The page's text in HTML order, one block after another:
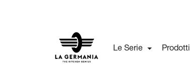
Le Serie Prodotti